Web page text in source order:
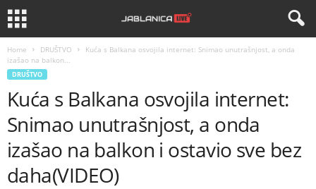
Home DRUŠTVO
Kuća s Balkana osvojila internet: Snimao unutrašnjost, a onda
izašao na balkon...
DRUŠTVO
Kuća s Balkana osvojila internet:
Snimao unutrašnjost, a onda
izašao na balkon i ostavio sve bez
daha(VIDEO)